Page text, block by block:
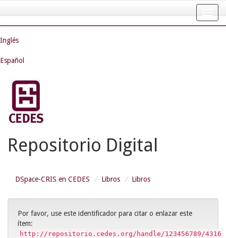
navigation
Inglés
Español
Repositorio Digital
DSpace-CRIS en CEDES Libros Libros
Por favor, use este identificador para citar o enlazar este
ítem:
http://repositorio.cedes.org/handle/123456789/4316